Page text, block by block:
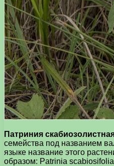
Патриния
семейства под названием
языке название этого
образом: Patrinia